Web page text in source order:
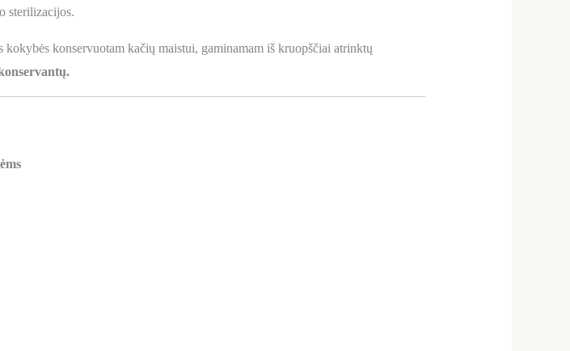
sterilizacijos.
konservuotam kačių maistui, gaminamam iš kruopščiai atrinktų